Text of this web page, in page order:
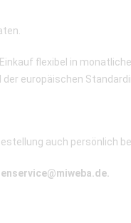
flexibel in
europäischen
auch persönlich